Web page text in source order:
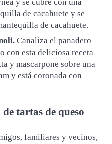
de cacahuete y se
de cacahuete.
Canaliza el panadero
con esta deliciosa receta
y mascarpone sobre una
y está coronada con
tartas de queso
familiares y vecinos,